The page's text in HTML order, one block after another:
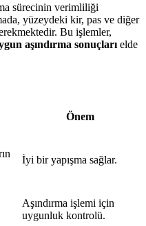
sürecinin verimliliği
yüzeydeki kir, pas ve diğer
Bu işlemler,
aşındırma sonuçları elde
Önem
İyi bir yapışma sağlar.
Aşındırma işlemi için
uygunluk kontrolü.